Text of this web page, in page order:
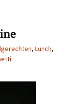
, Lunch,